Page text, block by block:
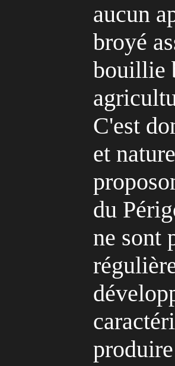
aucun
broyé
bouillie
C'est
et
du
ne sont